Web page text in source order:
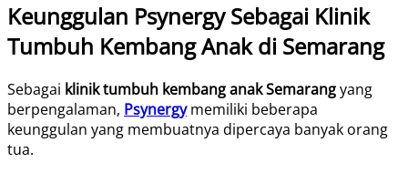
Keunggulan Psynergy Sebagai Klinik
Tumbuh Kembang Anak di Semarang
Sebagai klinik tumbuh kembang anak Semarangyang
berpengalaman, Psynergymemiliki beberapa
keunggulan yang membuatnya dipercaya banyak orang
tua.